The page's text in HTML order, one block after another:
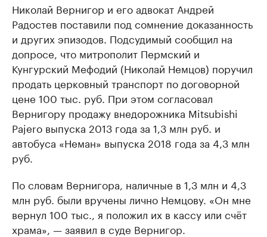
Крупные организации в
нефтегазовой промышленности
Найдите и проверьте данные в каталоге
Николай Вернигор и его адвокат Андрей
Радостев поставили под сомнение доказанность
и других эпизодов. Подсудимый сообщил на
допросе, что митрополит Пермский и
Кунгурский Мефодий (Николай Немцов) поручил
продать церковный транспорт по договорной
цене 100 тыс. руб. При этом согласовал
Вернигору продажу внедорожника Mitsubishi
Pajero выпуска 2013 года за 1,3 млн руб. и
автобуса «Неман» выпуска 2018 года за 4,3 млн
руб.
По словам Вернигора, наличные в 1,3 млн и 4,3
млн руб. были вручены лично Немцову. «Он мне
вернул 100 тыс., я положил их в кассу или счёт
храма», — заявил в суде Вернигор.